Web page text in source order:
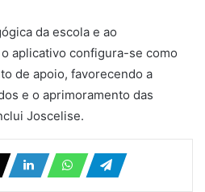
da escola e ao
aplicativo configura-se como
de apoio, favorecendo a
e o aprimoramento das
Joscelise.